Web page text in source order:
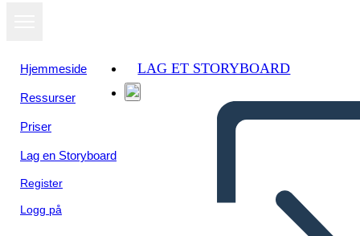
Hjemmeside
Ressurser
Priser
Lag en Storyboard
Register
Logg på
LAG ET STORYBOARD